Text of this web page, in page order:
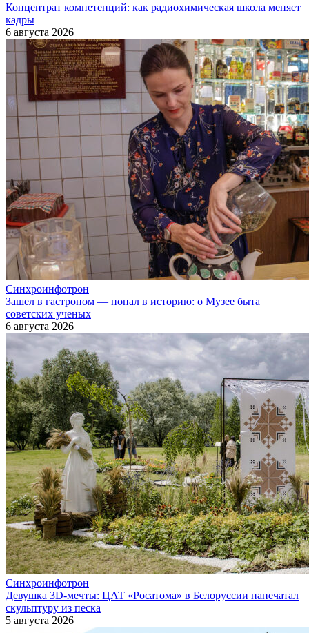
Концентрат компетенций: как радиохимическая школа меняет
кадры
6 августа 2026
Синхроинфотрон
Зашел в гастроном — попал в историю: о Музее быта
советских ученых
6 августа 2026
Синхроинфотрон
Девушка 3D-мечты: ЦАТ «Росатома» в Белоруссии напечатал
скульптуру из песка
5 августа 2026